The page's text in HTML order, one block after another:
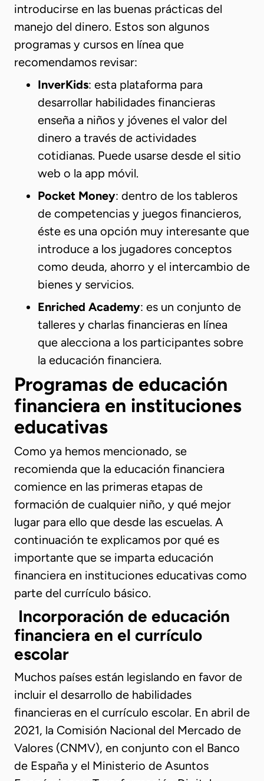
introducirse en las buenas prácticas del
manejo del dinero. Estos son algunos
programas y cursos en línea que
recomendamos revisar:
InverKids: esta plataforma para
desarrollar habilidades financieras
enseña a niños y jóvenes el valor del
dinero a través de actividades
cotidianas. Puede usarse desde el sitio
web o la app móvil.
Pocket Money: dentro de los tableros
de competencias y juegos financieros,
éste es una opción muy interesante que
introduce a los jugadores conceptos
como deuda, ahorro y el intercambio de
bienes y servicios.
Enriched Academy: es un conjunto de
talleres y charlas financieras en línea
que alecciona a los participantes sobre
la educación financiera.
Programas de educación
financiera en instituciones
educativas
Como ya hemos mencionado, se
recomienda que la educación financiera
comience en las primeras etapas de
formación de cualquier niño, y qué mejor
lugar para ello que desde las escuelas. A
continuación te explicamos por qué es
importante que se imparta educación
financiera en instituciones educativas como
parte del currículo básico.
Incorporación de educación
financiera en el currículo
escolar
Muchos países están legislando en favor de
incluir el desarrollo de habilidades
financieras en el currículo escolar. En abril de
2021, la Comisión Nacional del Mercado de
Valores (CNMV), en conjunto con el Banco
de España y el Ministerio de Asuntos